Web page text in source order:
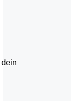
dein